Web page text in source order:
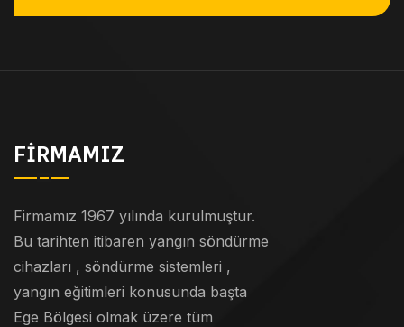
FIRMAMIZ
Firmamız 1967 yılında kurulmuştur.
Bu tarihten itibaren yangın söndürme
cihazları , söndürme sistemleri ,
yangın eğitimleri konusunda başta
Ege Bölgesi olmak üzere tüm